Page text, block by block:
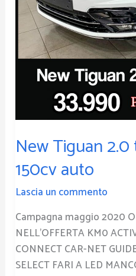
New Tiguan
150cv auto
Lascia un commento
Campagna maggio 2020
NELL’OFFERTA KM0
CONNECT CAR-NET
SELECT FARI A LED
150cv
auto